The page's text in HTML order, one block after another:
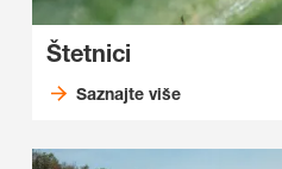
Štetnici
Saznajte više